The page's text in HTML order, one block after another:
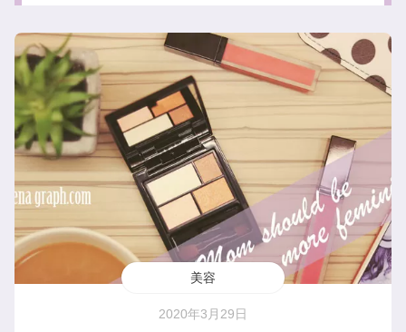
美容
2020年3月29日